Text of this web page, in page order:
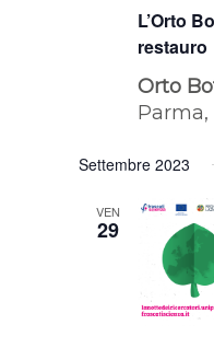
L’Orto
restauro
Orto
Parma,
Settembre 2023
VEN
29